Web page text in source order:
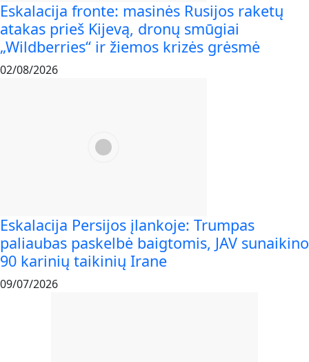
Eskalacija fronte: masinės Rusijos raketų
atakas prieš Kijevą, dronų smūgiai
„Wildberries“ ir žiemos krizės grėsmė
02/08/2026
Eskalacija Persijos įlankoje: Trumpas
paliaubas paskelbė baigtomis, JAV sunaikino
90 karinių taikinių Irane
09/07/2026